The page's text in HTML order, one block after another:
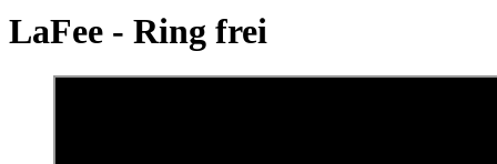
LaFee - Ring frei